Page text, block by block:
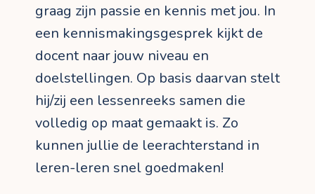
graag zijn passie en kennis met jou. In
een kennismakingsgesprek kijkt de
docent naar jouw niveau en
doelstellingen. Op basis daarvan stelt
hij/zij een lessenreeks samen die
volledig op maat gemaakt is. Zo
kunnen jullie de leerachterstand in
leren-leren snel goedmaken!